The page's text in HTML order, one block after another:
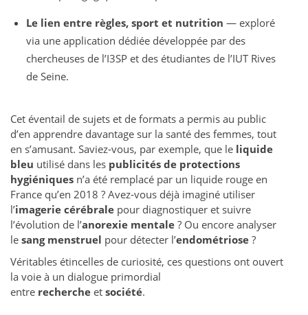
Le lien entre règles, sport et nutrition — exploré
via une application dédiée développée par des
chercheuses de l’I3SP et des étudiantes de l’IUT Rives
de Seine.
Cet éventail de sujets et de formats a permis au public
d’en apprendre davantage sur la santé des femmes, tout
en s’amusant. Saviez‑vous, par exemple, que le liquide
bleu utilisé dans les publicités de protections
hygiéniques n’a été remplacé par un liquide rouge en
France qu’en 2018 ? Avez‑vous déjà imaginé utiliser
l’imagerie cérébrale pour diagnostiquer et suivre
l’évolution de l’anorexie mentale ? Ou encore analyser
le sang menstruel pour détecter l’endométriose ?
Véritables étincelles de curiosité, ces questions ont ouvert
la voie à un dialogue primordial
entre recherche et société.